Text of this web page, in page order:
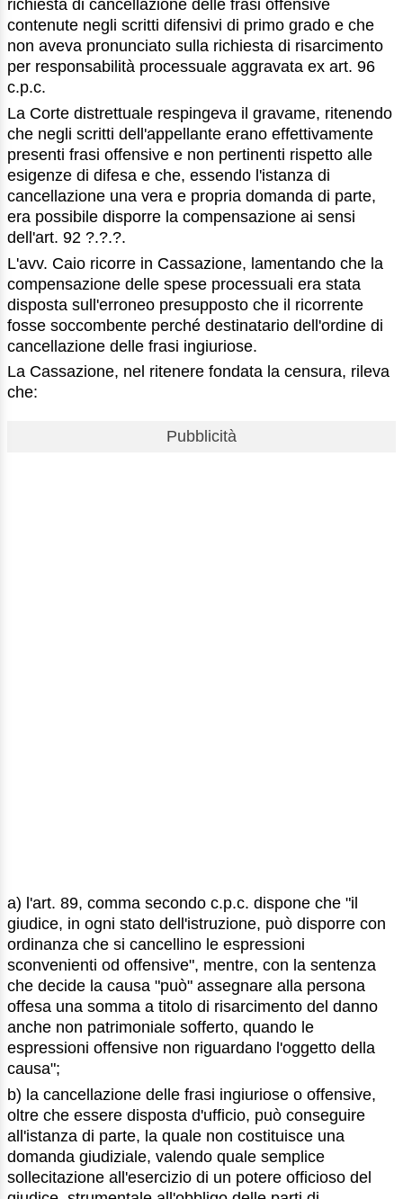
richiesta di cancellazione delle frasi offensive
contenute negli scritti difensivi di primo grado e che
non aveva pronunciato sulla richiesta di risarcimento
per responsabilità processuale aggravata ex art. 96
c.p.c.
La Corte distrettuale respingeva il gravame, ritenendo
che negli scritti dell'appellante erano effettivamente
presenti frasi offensive e non pertinenti rispetto alle
esigenze di difesa e che, essendo l'istanza di
cancellazione una vera e propria domanda di parte,
era possibile disporre la compensazione ai sensi
dell'art. 92 ?.?.?.
L'avv. Caio ricorre in Cassazione, lamentando che la
compensazione delle spese processuali era stata
disposta sull'erroneo presupposto che il ricorrente
fosse soccombente perché destinatario dell'ordine di
cancellazione delle frasi ingiuriose.
La Cassazione, nel ritenere fondata la censura, rileva
che:
Pubblicità
a) l'art. 89, comma secondo c.p.c. dispone che "il
giudice, in ogni stato dell'istruzione, può disporre con
ordinanza che si cancellino le espressioni
sconvenienti od offensive", mentre, con la sentenza
che decide la causa "può" assegnare alla persona
offesa una somma a titolo di risarcimento del danno
anche non patrimoniale sofferto, quando le
espressioni offensive non riguardano l'oggetto della
causa";
b) la cancellazione delle frasi ingiuriose o offensive,
oltre che essere disposta d'ufficio, può conseguire
all'istanza di parte, la quale non costituisce una
domanda giudiziale, valendo quale semplice
sollecitazione all'esercizio di un potere officioso del